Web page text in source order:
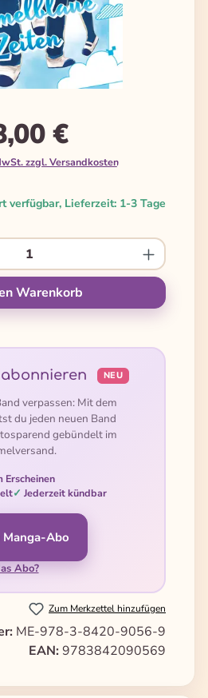
€
zzgl. Versandkosten
verfügbar, Lieferzeit: 1-3 Tage
Gib den gewünschten
Warenkorb
abonnieren NEU
verpassen: Mit dem
du jeden neuen Band
gebündelt im
Erscheinen
Jederzeit kündbar
Manga-Abo
Abo?
Zum Merkzettel hinzufügen
ME-978-3-8420-9056-9
EAN: 9783842090569